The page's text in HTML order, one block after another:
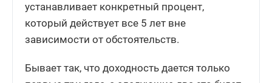
устанавливает конкретный процент,
который действует все 5 лет вне
зависимости от обстоятельств.
Бывает так, что доходность дается только